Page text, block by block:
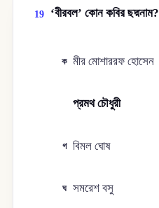
19 ‘বীরবল’ কোন কবির ছদ্মনাম?
ক মীর মোশাররফ হোসেন
প্রমথ চৌধুরী
গ বিমল ঘোষ
ঘ সমরেশ বসু